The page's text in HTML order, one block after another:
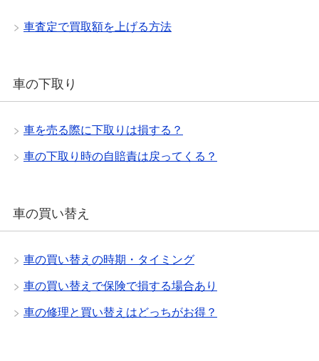
車査定で買取額を上げる方法
車の下取り
車を売る際に下取りは損する？
車の下取り時の自賠責は戻ってくる？
車の買い替え
車の買い替えの時期・タイミング
車の買い替えで保険で損する場合あり
車の修理と買い替えはどっちがお得？